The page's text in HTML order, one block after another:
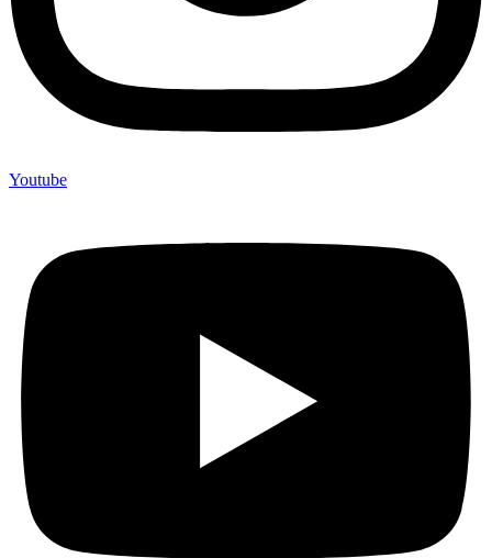
Youtube